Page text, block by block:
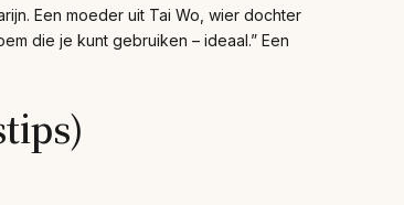
Een moeder uit Tai Wo, wier dochter
die je kunt gebruiken – ideaal.” Een